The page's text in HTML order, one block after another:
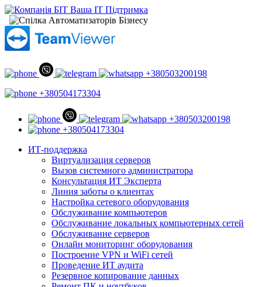
+380503200198
+380504173304
+380503200198
+380504173304
ИТ-поддержка
Виртуализация серверов
Вызов системного администратора
Консультация ИТ Эксперта
Линия заботы о клиентах
Настройка сетевого оборудования
Обслуживание компьютеров
Обслуживание локальных компьютерных сетей
Обслуживание серверов
Онлайн мониторинг оборудования
Построение VPN и WiFi сетей
Проведение ИТ аудита
Резервное копирование данных